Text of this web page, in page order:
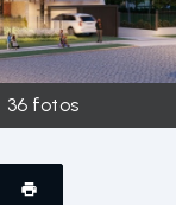
36 fotos